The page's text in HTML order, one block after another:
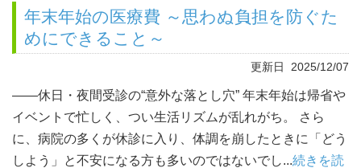
年末年始の医療費 ～思わぬ負担を防ぐた
めにできること～
更新日 2025/12/07
――休日・夜間受診の“意外な落とし穴” 年末年始は帰省や
イベントで忙しく、つい生活リズムが乱れがち。 さら
に、病院の多くが休診に入り、体調を崩したときに「どう
しよう」と不安になる方も多いのではないでし...続きを読